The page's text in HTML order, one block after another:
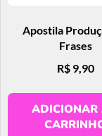
Apostila
Frases
R$9,90
ADICIONAR